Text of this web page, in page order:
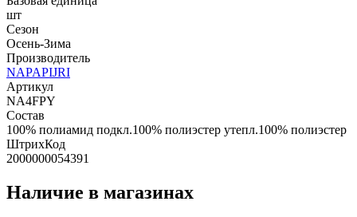
шт
Сезон
Осень-Зима
Производитель
NAPAPIJRI
Артикул
NA4FPY
Состав
100% полиамид подкл.100% полиэстер утепл.100% полиэстер
ШтрихКод
2000000054391
Наличие в магазинах